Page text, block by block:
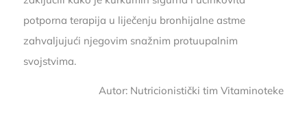
potporna terapija u liječenju bronhijalne astme
zahvaljujući njegovim snažnim protuupalnim
svojstvima.
Autor: Nutricionistički tim Vitaminoteke